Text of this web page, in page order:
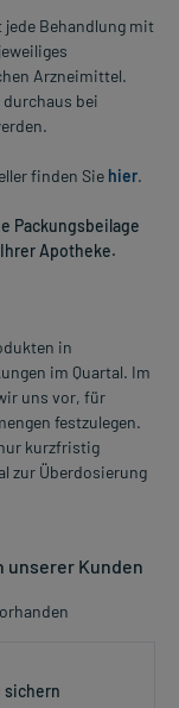
jede Behandlung mit
Arzneimittel.
bei
finden Sie hier.
Packungsbeilage
Apotheke.
in
im Quartal. Im
uns vor, für
festzulegen.
kurzfristig
zur Überdosierung
unserer Kunden
sichern